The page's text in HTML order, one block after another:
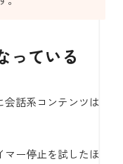
っている
会話系コンテンツは
マー停止を試したほ